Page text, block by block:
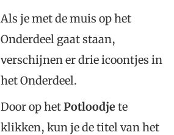
Als je met de muis op het
Onderdeel gaat staan,
verschijnen er drie icoontjes in
het Onderdeel.
Door op hetPotloodjete
klikken, kun je de titel van het